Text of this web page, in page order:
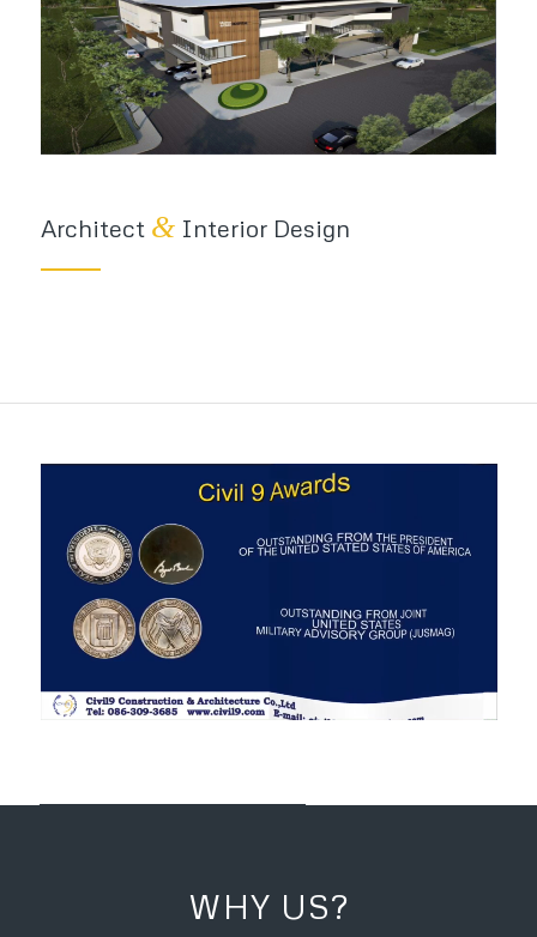
Architect &Interior Design
WHY US?